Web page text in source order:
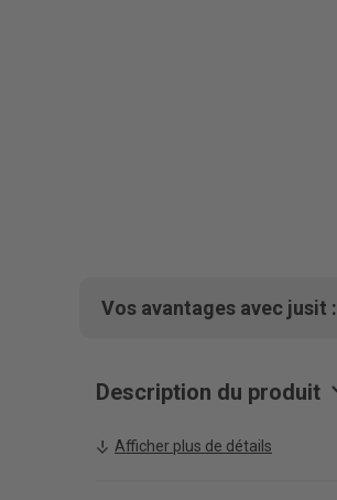
Vos avantages avec jusit :
Description du produit
Afficher plus de détails